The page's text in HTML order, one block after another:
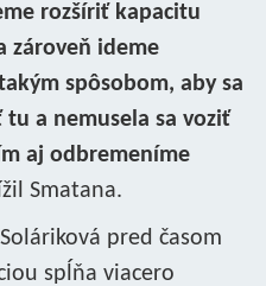
rozšíriť kapacitu
zároveň ideme
spôsobom, aby sa
a nemusela sa voziť
aj odbremeníme
Smatana.
pred časom
spĺňa viacero